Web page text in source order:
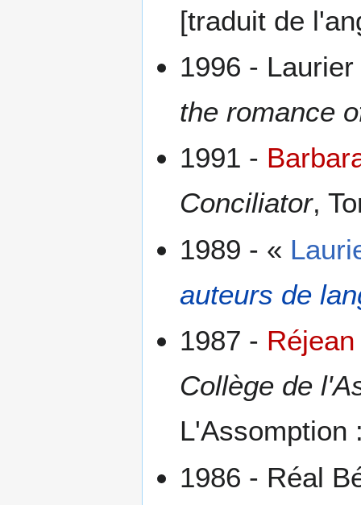
[traduit de
1996 -
the romance
1991 -
Conciliator,
1989 - «
auteurs de
1987 -
Collège de
L'Assomption
1986 - Réal